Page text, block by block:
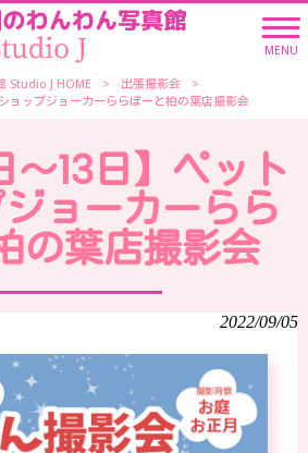
MENU
Studio J HOME > 出張撮影会
>
ョップジョーカーららぽーと柏の葉店撮影会
～13日】ペット
ョーカーらら
の葉店撮影会
2022/09/05